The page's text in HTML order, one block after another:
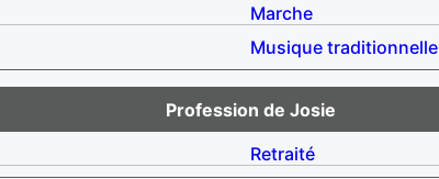
Marche
Musique traditionnelle
Profession de Josie
Retraité